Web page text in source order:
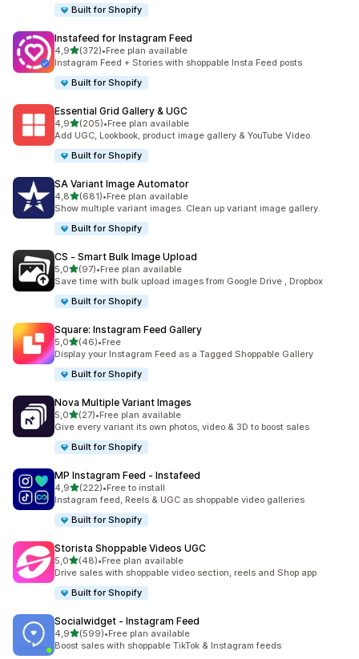
Built for Shopify
Instafeed for Instagram Feed
4,9av 5 stjerner
(372)
Totalt 372 omtaler
•Free plan available
Instagram Feed + Stories with shoppable Insta Feed posts
Built for Shopify
Essential Grid Gallery & UGC
4,9av 5 stjerner
(205)
Totalt 205 omtaler
•Free plan available
Add UGC, Lookbook, product image gallery & YouTube Video.
Built for Shopify
SA Variant Image Automator
4,8av 5 stjerner
(681)
Totalt 681 omtaler
•Free plan available
Show multiple variant images. Clean up variant image gallery.
Built for Shopify
CS ‑ Smart Bulk Image Upload
5,0av 5 stjerner
(97)
Totalt 97 omtaler
•Free plan available
Save time with bulk upload images from Google Drive , Dropbox
Built for Shopify
Square: Instagram Feed Gallery
5,0av 5 stjerner
(46)
Totalt 46 omtaler
•Free
Display your Instagram Feed as a Tagged Shoppable Gallery
Built for Shopify
Nova Multiple Variant Images
5,0av 5 stjerner
(27)
Totalt 27 omtaler
•Free plan available
Give every variant its own photos, video & 3D to boost sales
Built for Shopify
MP Instagram Feed ‑ Instafeed
4,9av 5 stjerner
(222)
Totalt 222 omtaler
•Free to install
Instagram feed, Reels & UGC as shoppable video galleries
Built for Shopify
Storista Shoppable Videos UGC
5,0av 5 stjerner
(48)
Totalt 48 omtaler
•Free plan available
Drive sales with shoppable video section, reels and Shop app
Built for Shopify
Socialwidget ‑ Instagram Feed
4,9av 5 stjerner
(599)
Totalt 599 omtaler
•Free plan available
Boost sales with shoppable TikTok & Instagram feeds